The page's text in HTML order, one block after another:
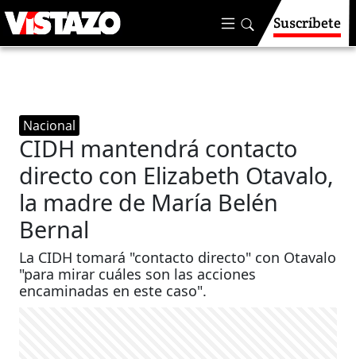
Suscríbete
Nacional
CIDH mantendrá contacto
directo con Elizabeth Otavalo,
la madre de María Belén
Bernal
La CIDH tomará "contacto directo" con Otavalo
"para mirar cuáles son las acciones
encaminadas en este caso".